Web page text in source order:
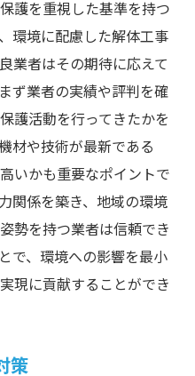
護を重視した基準を持つ
環境に配慮した解体工事
業者はその期待に応えて
ず業者の実績や評判を確
護活動を行ってきたかを
材や技術が最新である
いかも重要なポイントで
関係を築き、地域の環境
勢を持つ業者は信頼でき
で、環境への影響を最小
現に貢献することができ
策